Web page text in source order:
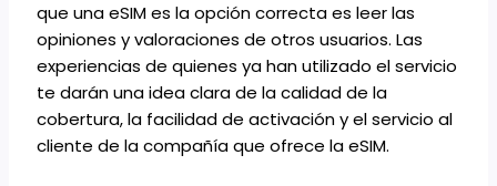
que una eSIM es la opción correcta es leer las
opiniones y valoraciones de otros usuarios. Las
experiencias de quienes ya han utilizado el servicio
te darán una idea clara de la calidad de la
cobertura, la facilidad de activación y el servicio al
cliente de la compañía que ofrece la eSIM.